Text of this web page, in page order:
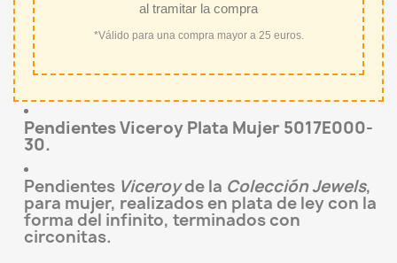
al tramitar la compra
*Válido para una compra mayor a 25 euros.
Pendientes Viceroy Plata Mujer 5017E000-
30.
Pendientes Viceroyde la Colección Jewels,
para mujer, realizados en plata de ley con la
forma del infinito, terminados con
circonitas.